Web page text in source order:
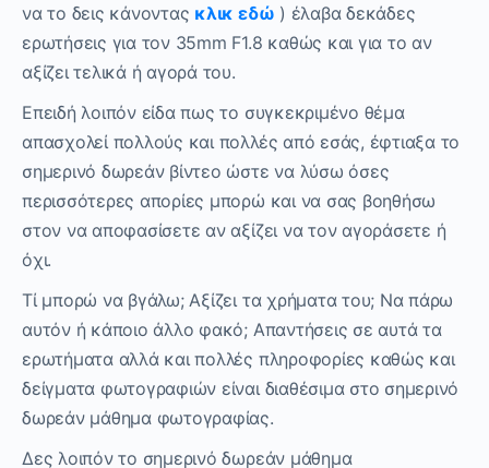
να το δεις κάνοντας κλικ εδώ ) έλαβα δεκάδες
ερωτήσεις για τον 35mm F1.8 καθώς και για το αν
αξίζει τελικά ή αγορά του.
Επειδή λοιπόν είδα πως το συγκεκριμένο θέμα
απασχολεί πολλούς και πολλές από εσάς, έφτιαξα το
σημερινό δωρεάν βίντεο ώστε να λύσω όσες
περισσότερες απορίες μπορώ και να σας βοηθήσω
στον να αποφασίσετε αν αξίζει να τον αγοράσετε ή
όχι.
Τί μπορώ να βγάλω; Αξίζει τα χρήματα του; Να πάρω
αυτόν ή κάποιο άλλο φακό; Απαντήσεις σε αυτά τα
ερωτήματα αλλά και πολλές πληροφορίες καθώς και
δείγματα φωτογραφιών είναι διαθέσιμα στο σημερινό
δωρεάν μάθημα φωτογραφίας.
Δες λοιπόν το σημερινό δωρεάν μάθημα